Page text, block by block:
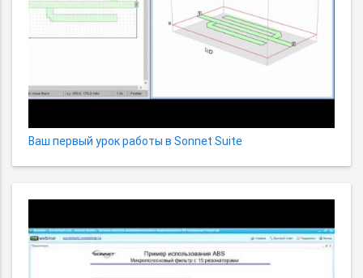
Ваш первый урок работы в Sonnet Suite